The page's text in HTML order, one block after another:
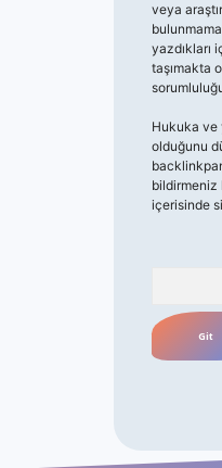
veya
yazdıkları
taşımakta
Hukuka ve
olduğunu
bildirmeniz
içerisinde